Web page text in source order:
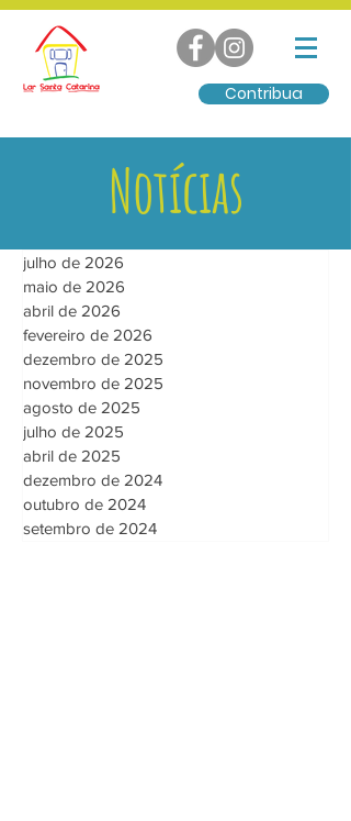
Contribua
Notícias
julho de 2026
maio de 2026
abril de 2026
fevereiro de 2026
dezembro de 2025
novembro de 2025
agosto de 2025
julho de 2025
abril de 2025
dezembro de 2024
outubro de 2024
setembro de 2024